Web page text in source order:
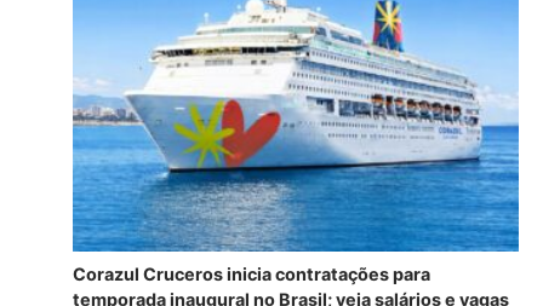
Corazul Cruceros inicia contratações para
temporada inaugural no Brasil; veja salários e vagas